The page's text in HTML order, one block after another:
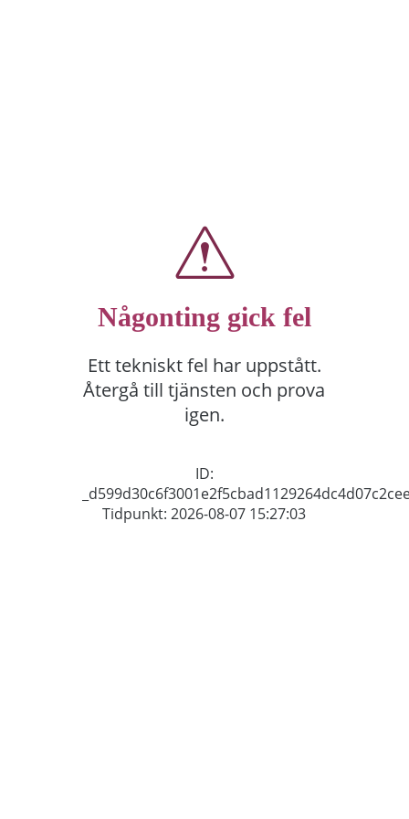
Någonting gick fel
Ett tekniskt fel har uppstått.
Återgå till tjänsten och prova
igen.
ID:
Tidpunkt: 2026-08-07 15:27:03